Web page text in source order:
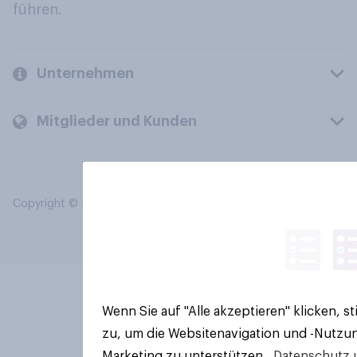
führen.
Unternehmen
Mitglieder und Kunden
Copyright © 2026 YouGov PLC. Alle Rechte vorbehalten.
Wenn Sie auf "Alle akzeptieren" klicken,
zu, um die Websitenavigation und -